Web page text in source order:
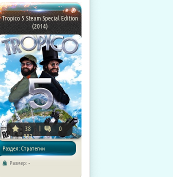
Tropico 5 Steam Special Edition
(2014)
38
992
0
Раздел: Стратегии
Размер: -